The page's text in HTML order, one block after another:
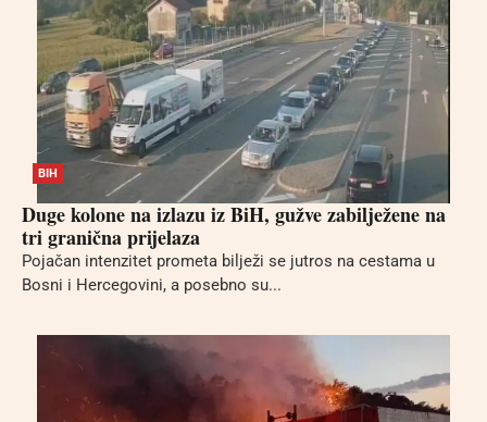
BIH
Duge kolone na izlazu iz BiH, gužve zabilježene na
tri granična prijelaza
Pojačan intenzitet prometa bilježi se jutros na cestama u
Bosni i Hercegovini, a posebno su...